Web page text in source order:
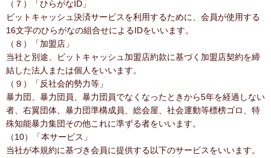
（７）「ひらがなID」
ビットキャッシュ決済サービスを利用するために、会員が使用する
16文字のひらがなの組合せによるIDをいいます。
（８）「加盟店」
当社と別途、ビットキャッシュ加盟店約款に基づく加盟店契約を締
結した法人または個人をいいます。
（９）「反社会的勢力等」
暴力団、暴力団員、暴力団員でなくなったときから5年を経過しない
者、右翼団体、暴力団準構成員、総会屋、社会運動等標榜ゴロ、特
殊知能暴力集団その他これに準ずる者をいいます。
（10）「本サービス」
当社が本規約に基づき会員に提供する以下のサービスをいいます。